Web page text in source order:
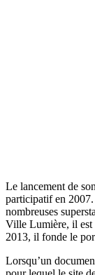
Le lancement de
participatif en
nombreuses
Ville Lumière, il est
2013, il fonde le
Lorsqu’un